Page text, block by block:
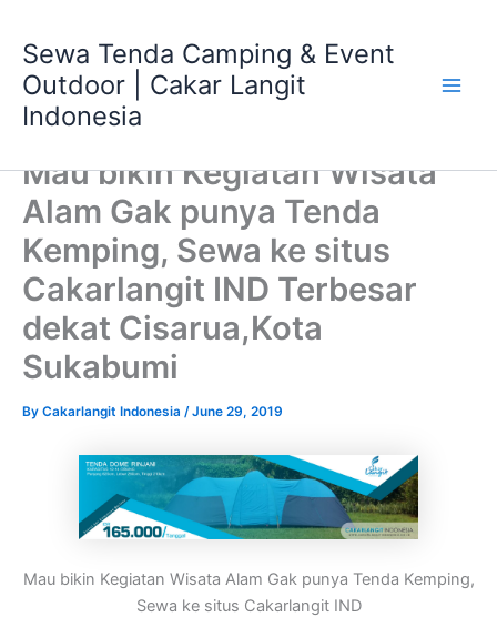
content
Sewa Tenda Camping & Event
Outdoor | Cakar Langit
Indonesia
Mau bikin Kegiatan Wisata
Alam Gak punya Tenda
Kemping, Sewa ke situs
Cakarlangit IND Terbesar
dekat Cisarua,Kota
Sukabumi
By Cakarlangit Indonesia /June 29, 2019
Mau bikin Kegiatan Wisata Alam Gak punya Tenda Kemping,
Sewa ke situs Cakarlangit IND